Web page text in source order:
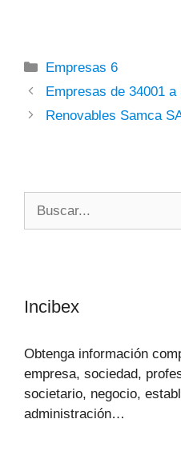
Categorías
Empresas 6
Empresas de 34001 a
Renovables Samca
Incibex
Obtenga información
empresa, sociedad,
societario, negocio,
administración…